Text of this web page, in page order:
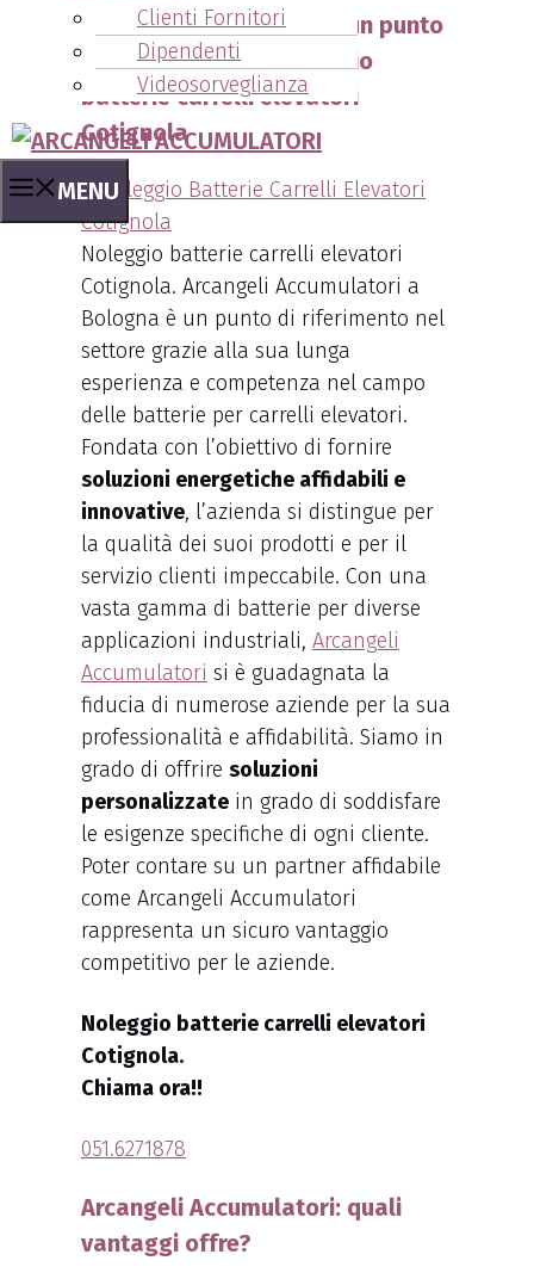
Clienti Fornitori
Dipendenti
Videosorveglianza
MENU
Arcangeli Accumulatori: un punto
di riferimento nel noleggio
batterie carrelli elevatori
Cotignola
Noleggio batterie carrelli elevatori
Cotignola. Arcangeli Accumulatori a
Bologna è un punto di riferimento nel
settore grazie alla sua lunga
esperienza e competenza nel campo
delle batterie per carrelli elevatori.
Fondata con l’obiettivo di fornire
soluzioni energetiche affidabili e
innovative, l’azienda si distingue per
la qualità dei suoi prodotti e per il
servizio clienti impeccabile. Con una
vasta gamma di batterie per diverse
applicazioni industriali, Arcangeli
Accumulatori si è guadagnata la
fiducia di numerose aziende per la sua
professionalità e affidabilità. Siamo in
grado di offrire soluzioni
personalizzate in grado di soddisfare
le esigenze specifiche di ogni cliente.
Poter contare su un partner affidabile
come Arcangeli Accumulatori
rappresenta un sicuro vantaggio
competitivo per le aziende.
Noleggio batterie carrelli elevatori
Cotignola.
Chiama ora!!
051.6271878
Arcangeli Accumulatori: quali
vantaggi offre?